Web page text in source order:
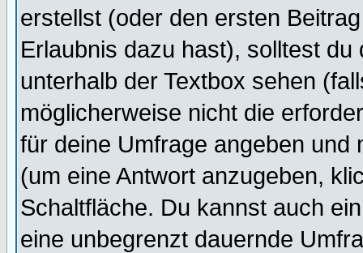
erstellst (oder den ersten
Erlaubnis dazu hast), solltest
unterhalb der Textbox sehen
möglicherweise nicht die
für deine Umfrage angeben und
(um eine Antwort anzugeben,
Schaltfläche. Du kannst auch
eine unbegrenzt dauernde